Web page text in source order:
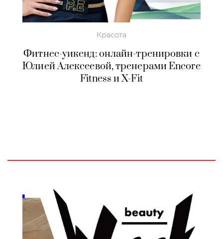
Красота
Фитнес-уикенд: онлайн-тренировки с
Юлией Алексеевой, тренерами Encore
Fitness и X-Fit